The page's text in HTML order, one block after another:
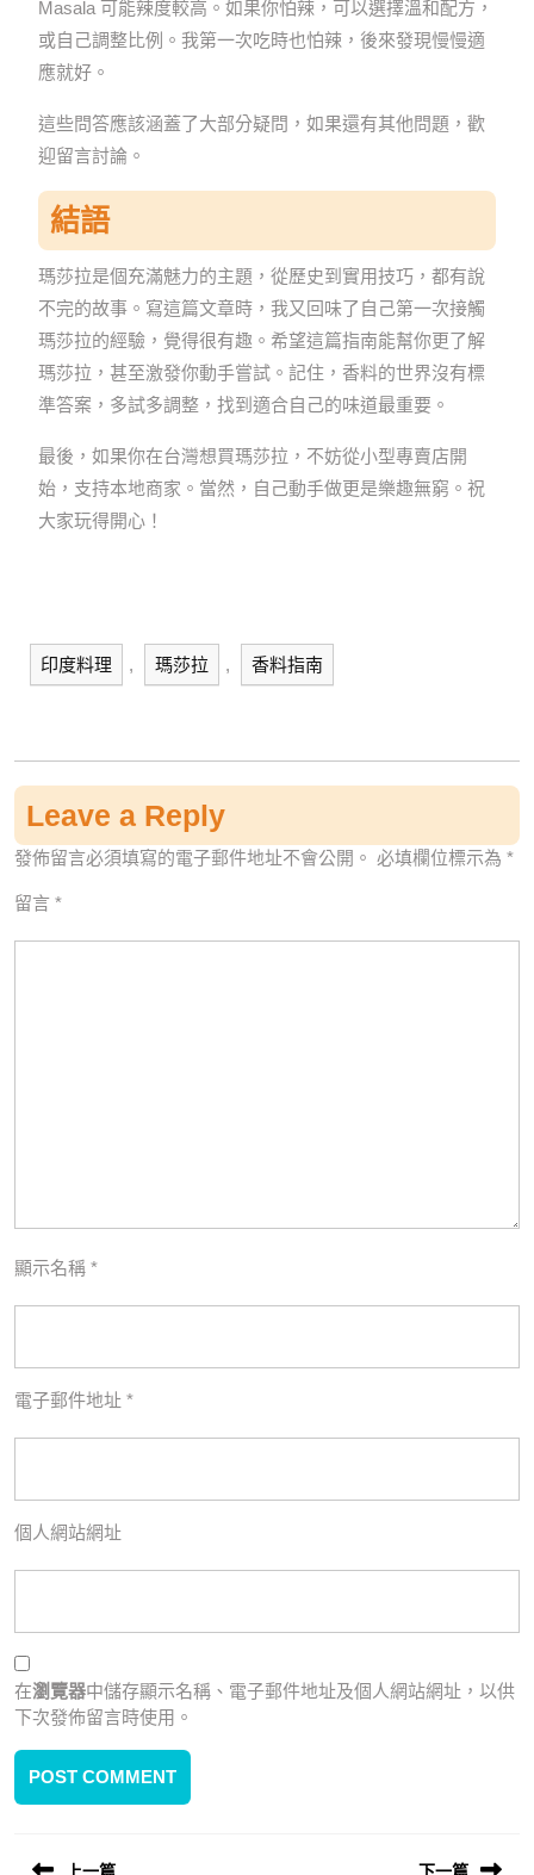
Masala 可能辣度較高。如果你怕辣，可以選擇溫和配方，
或自己調整比例。我第一次吃時也怕辣，後來發現慢慢適
應就好。
這些問答應該涵蓋了大部分疑問，如果還有其他問題，歡
迎留言討論。
結語
瑪莎拉是個充滿魅力的主題，從歷史到實用技巧，都有說
不完的故事。寫這篇文章時，我又回味了自己第一次接觸
瑪莎拉的經驗，覺得很有趣。希望這篇指南能幫你更了解
瑪莎拉，甚至激發你動手嘗試。記住，香料的世界沒有標
準答案，多試多調整，找到適合自己的味道最重要。
最後，如果你在台灣想買瑪莎拉，不妨從小型專賣店開
始，支持本地商家。當然，自己動手做更是樂趣無窮。祝
大家玩得開心！
印度料理 , 瑪莎拉 , 香料指南
Leave a Reply
發佈留言必須填寫的電子郵件地址不會公開。 必填欄位標示為 *
留言 *
顯示名稱 *
電子郵件地址 *
個人網站網址
在瀏覽器中儲存顯示名稱、電子郵件地址及個人網站網址，以供
下次發佈留言時使用。
文